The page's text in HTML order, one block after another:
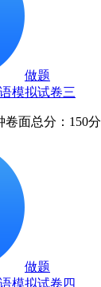
做题
模拟试卷三
卷面总分：150分
做题
模拟试卷四